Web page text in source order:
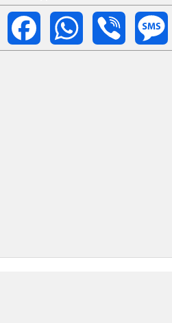
Email
Facebook WhatsApp Viber